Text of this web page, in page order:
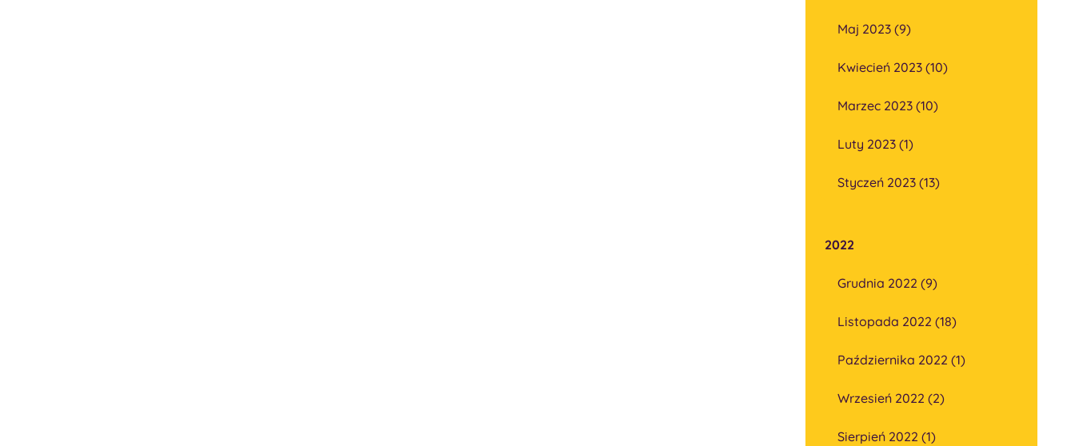
Maj 2023 (9)
Kwiecień 2023 (10)
Marzec 2023 (10)
Luty 2023 (1)
Styczeń 2023 (13)
2022
Grudnia 2022 (9)
Listopada 2022 (18)
Października 2022 (1)
Wrzesień 2022 (2)
Sierpień 2022 (1)